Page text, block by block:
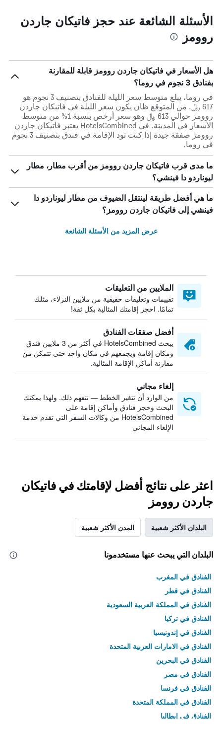
الأسئلة الشائعة عند حجز فاتيكان جاردن
روومز
هل الأسعار في فاتيكان جاردن روومز قابلة للمقارنة
بفنادق 3 نجوم في روما؟
في روما، يبلغ متوسط ​​سعر الليلة للفنادق بتصنيف 3 نجوم هو
617 ﷼. من المتوقع ظان يكون سعر الليلة في فاتيكان جاردن
روومز حوالي 613 ﷼ وهو سعر أرخص بنسبة 1% من متوسط
الأسعار في المدينة. في HotelsCombined يعتبر فاتيكان جاردن
روومز صفقة جيدة إذا كنت تود الإقامة في فندق بتصنيف 3 نجوم
في روما.
ما مدى قرب فاتيكان جاردن روومز من أقرب مطار، مطار
ليوناردو دا فينشي؟
ما هي أفضل طريقة لينتقل الضيوف من مطار ليوناردو دا
فينشي إلى فاتيكان جاردن روومز؟
عرض المزيد من الأسئلة الشائعة
الملايين من التعليقات
تقييمات وتعليقات حقيقية من ملايين النزلاء، مثلك
تمامًا. احجز إقامتك المثالية بكل ثقة!
أفضل صفقات الفنادق
يبحث HotelsCombined في أكثر من 3 ملايين فندق
ومكان إقامة ويجمعهم في مكان واحد حتى تتمكن من
مقارنة أماكن الإقامة المثالية.
إلغاء مجاني
من الوارد أن تتغير الخطط — نتفهم ذلك. ولهذا يمكنك
البحث وحجز فنادق وأماكن إقامة على
HotelsCombined من وكالات السفر التي تقدم خدمة
الإلغاء المجاني
اعثر على نتائج أفضل لإقامتك في فاتيكان
جاردن روومز
البلدان الأكثر شعبية المدن الأكثر شعبية
البلدان التي يبحث عنها مستخدمونا
الفنادق في المغرب
الفنادق في قطر
الفنادق في المملكة العربية السعودية
الفنادق في تركيا
الفنادق في إندونيسيا
الفنادق في الامارات العربية المتحدة
الفنادق في البحرين
الفنادق في مصر
الفنادق في فرنسا
الفنادق في المملكة المتحدة
الفنادق في إيطاليا